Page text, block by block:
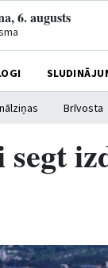
6. augusts
Brīvosta